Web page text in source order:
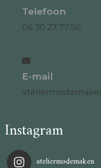
Telefoon
06 30 27 77 50
E-mail
Instagram
ateliermodemaken